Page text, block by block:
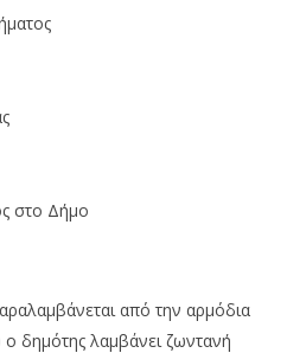
στο Δήμο
από την αρμόδια
δημότης λαμβάνει ζωντανή